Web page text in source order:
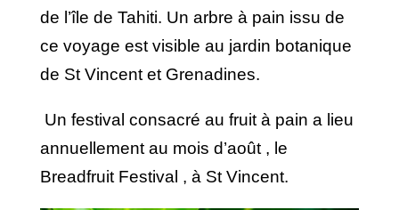
de l’île de Tahiti. Un arbre à pain issu de
ce voyage est visible au jardin botanique
de St Vincent et Grenadines.
Un festival consacré au fruit à pain a lieu
annuellement au mois d’août , le
Breadfruit Festival , à St Vincent.